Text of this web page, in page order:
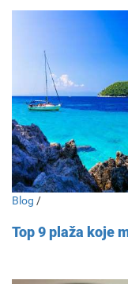
Blog /
Top 9 plaža koje